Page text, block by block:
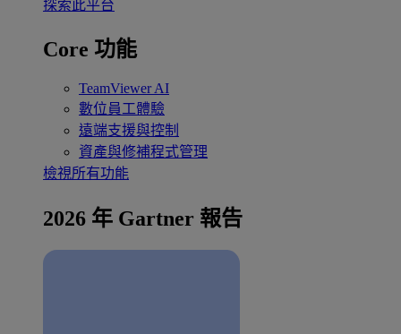
探索此平台
Core 功能
TeamViewer AI
數位員工體驗
遠端支援與控制
資產與修補程式管理
檢視所有功能
2026 年 Gartner 報告